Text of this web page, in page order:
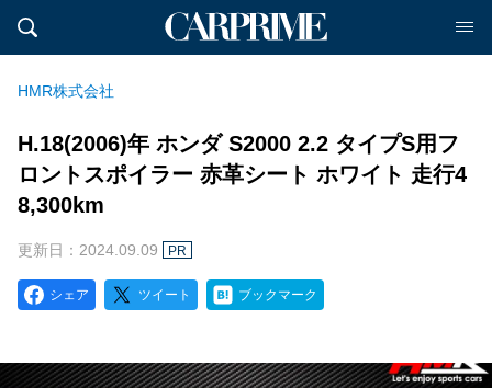
HMR株式会社
H.18(2006)年 ホンダ S2000 2.2 タイプS用フ
ロントスポイラー 赤革シート ホワイト 走行4
8,300km
更新日：2024.09.09 PR
シェア ツイート ブックマーク